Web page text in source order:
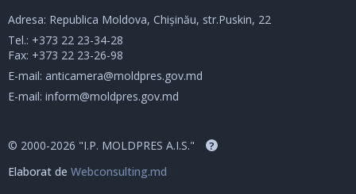
Adresa: Republica Moldova, Chișinău, str.Puskin, 22
Tel.: +373 22 23-34-28
Fax: +373 22 23-26-98
E-mail: anticamera@moldpres.gov.md
E-mail: inform@moldpres.gov.md
© 2000-2026 "I.P. MOLDPRES A.I.S." ?
Elaborat de Webconsulting.md